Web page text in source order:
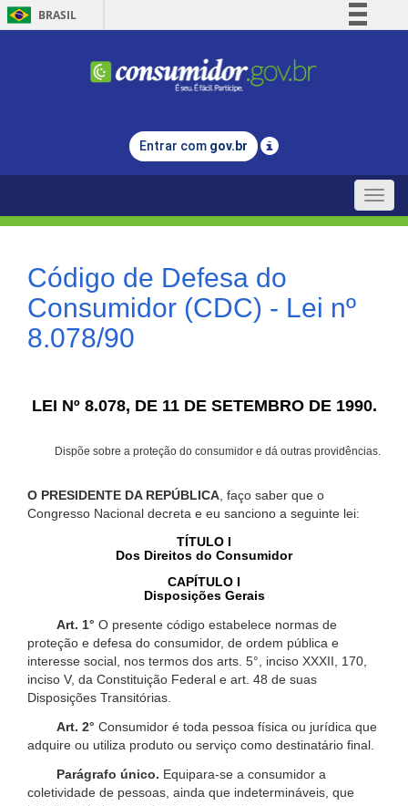
BRASIL
Comunica BR
Legislação
Entrar com gov.br
Toggle
Código de Defesa do
Consumidor (CDC) - Lei nº
8.078/90
LEI Nº 8.078, DE 11 DE SETEMBRO DE 1990.
Dispõe sobre a proteção do consumidor e dá outras providências.
O PRESIDENTE DA REPÚBLICA , faço saber que o
Congresso Nacional decreta e eu sanciono a seguinte lei:
TÍTULO I
Dos Direitos do Consumidor
CAPÍTULO I
Disposições Gerais
Art. 1° O presente código estabelece normas de
proteção e defesa do consumidor, de ordem pública e
interesse social, nos termos dos arts. 5°, inciso XXXII, 170,
inciso V, da Constituição Federal e art. 48 de suas
Disposições Transitórias.
Art. 2° Consumidor é toda pessoa física ou jurídica que
adquire ou utiliza produto ou serviço como destinatário final.
Parágrafo único. Equipara-se a consumidor a
coletividade de pessoas, ainda que indetermináveis, que